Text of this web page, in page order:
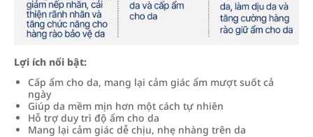
Lợi ích nổi bật:
Cấp ẩm cho da, mang lại cảm giác ẩm mượt suốt cả
ngày
Giúp da mềm mịn hơn một cách tự nhiên
Hỗ trợ duy trì độ ẩm cho da
Mang lại cảm giác dễ chịu, nhẹ nhàng trên da